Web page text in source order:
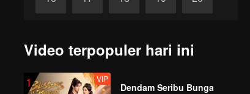
26 27
Video terpopuler hari ini
1 VIP
Dendam Seribu Bunga